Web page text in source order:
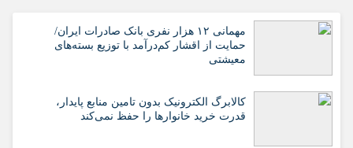
مهمانی ۱۲ هزار نفری بانک صادرات ایران/
حمایت از اقشار کم‌درآمد با توزیع بسته‌های
معیشتی
کالابرگ الکترونیک بدون تامین منابع پایدار،
قدرت خرید خانوارها را حفظ نمی‌کند